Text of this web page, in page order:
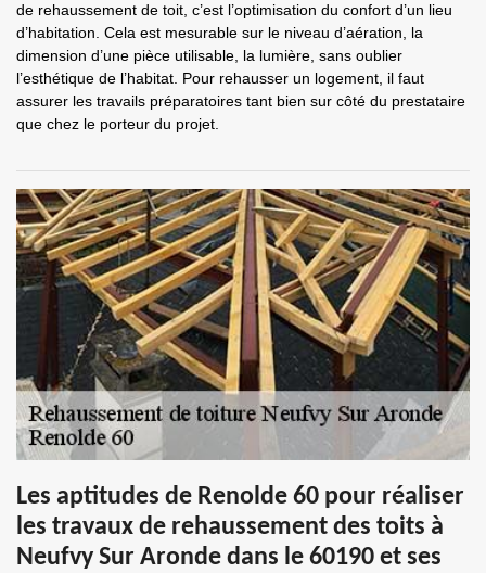
de rehaussement de toit, c’est l’optimisation du confort d’un lieu
d’habitation. Cela est mesurable sur le niveau d’aération, la
dimension d’une pièce utilisable, la lumière, sans oublier
l’esthétique de l’habitat. Pour rehausser un logement, il faut
assurer les travails préparatoires tant bien sur côté du prestataire
que chez le porteur du projet.
Les aptitudes de Renolde 60 pour réaliser
les travaux de rehaussement des toits à
Neufvy Sur Aronde dans le 60190 et ses